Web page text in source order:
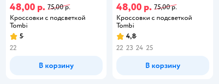
48,00 р. 75,00 р.
Кроссовки с подсветкой
Tombi
5
22
В корзину
48,00 р. 75,00 р.
Кроссовки с подсветкой
Tombi
4,8
22 23 24 25
В корзину